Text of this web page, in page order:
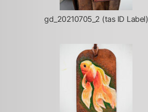
gd_20210705_2 (tas ID Label)